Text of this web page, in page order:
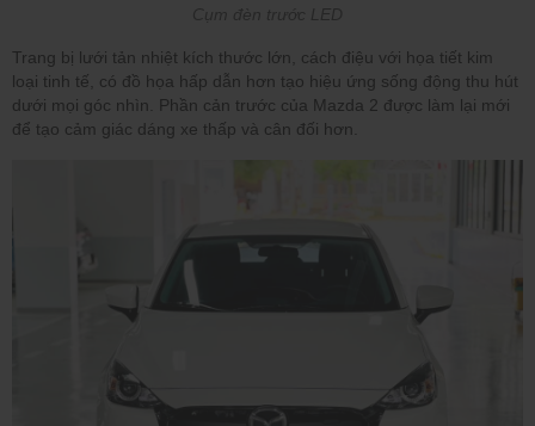
Trang bị lưới tản nhiệt kích thước lớn, cách điệu với họa tiết kim
loại tinh tế, có đồ họa hấp dẫn hơn tạo hiệu ứng sống động thu hút
dưới mọi góc nhìn. Phần cản trước của Mazda 2 được làm lại mới
để tạo cảm giác dáng xe thấp và cân đối hơn.